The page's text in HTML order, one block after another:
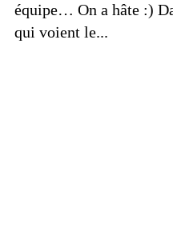
équipe… On a hâte :)
qui voient le...